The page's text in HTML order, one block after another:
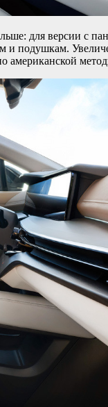
для версии с
подушкам.
американской